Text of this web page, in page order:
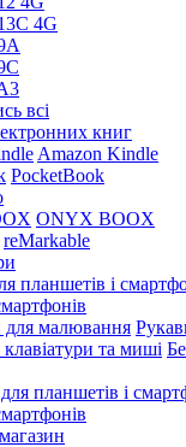
4G
всі
книг
Amazon Kindle
PocketBook
ONYX BOOX
reMarkable